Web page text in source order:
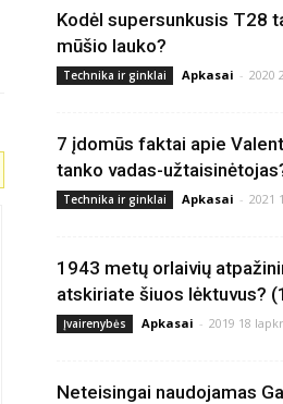
Kodėl supersunkusis T28
mūšio lauko?
Technika ir ginklai Apkasai - 2020
7 įdomūs faktai apie
tanko vadas-
Technika ir ginklai Apkasai - 2021
1943 metų orlaivių
atskiriate šiuos lėktuvus?
Įvairenybės Apkasai - 2019 18
Neteisingai naudojamas